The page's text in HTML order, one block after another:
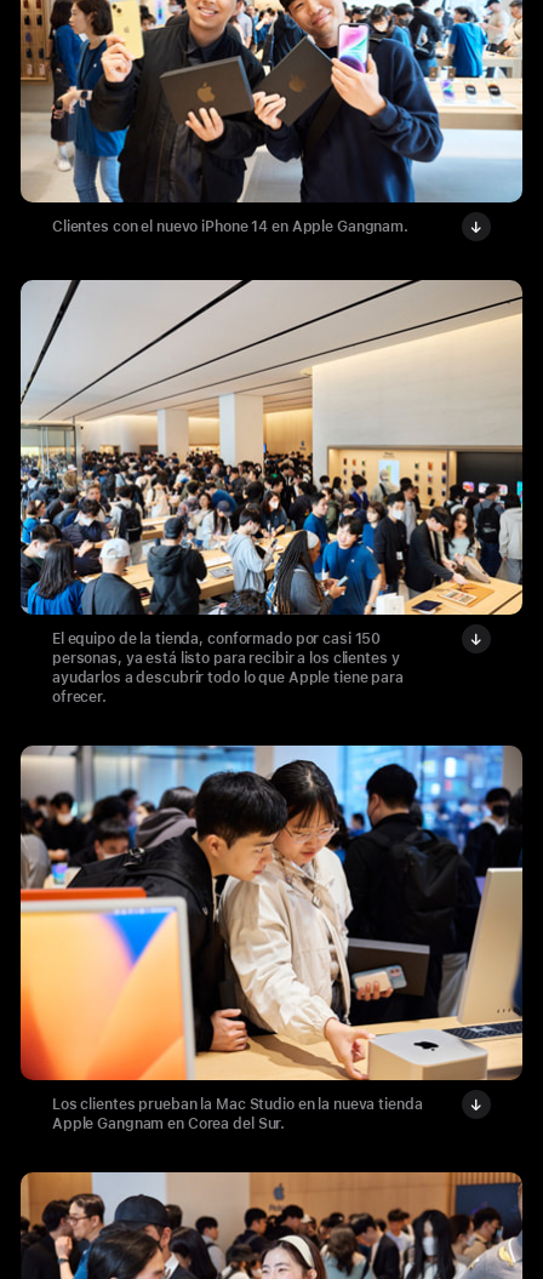
Clientes con el nuevo iPhone 14 en Apple Gangnam.
El equipo de la tienda, conformado por casi 150
personas, ya está listo para recibir a los clientes y
ayudarlos a descubrir todo lo que Apple tiene para
ofrecer.
Los clientes prueban la Mac Studio en la nueva tienda
Apple Gangnam en Corea del Sur.